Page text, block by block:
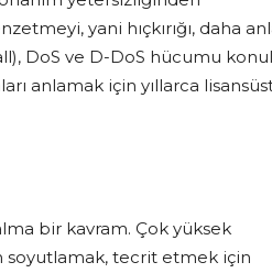
yani hıçkırığı, daha
DoS ve D-DoS hücumu
anlamak için yıllarca
bir kavram. Çok yüksek
soyutlamak, tecrit etmek için